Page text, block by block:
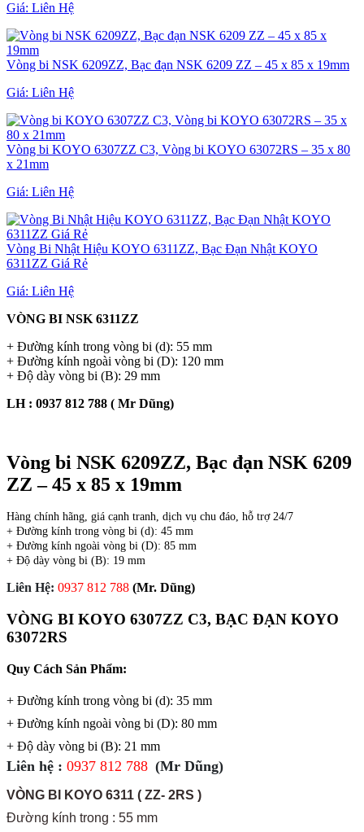
Giá: Liên Hệ
Vòng bi NSK 6209ZZ, Bạc đạn NSK 6209 ZZ – 45 x 85 x 19mm
Giá: Liên Hệ
Vòng bi KOYO 6307ZZ C3, Vòng bi KOYO 63072RS – 35 x 80
x 21mm
Giá: Liên Hệ
Vòng Bi Nhật Hiệu KOYO 6311ZZ, Bạc Đạn Nhật KOYO
6311ZZ Giá Rẻ
Giá: Liên Hệ
VÒNG BI NSK 6311ZZ
+ Đường kính trong vòng bi (d): 55 mm
+ Đường kính ngoài vòng bi (D): 120 mm
+ Độ dày vòng bi (B): 29 mm
LH : 0937 812 788​ ( Mr Dũng)
Vòng bi NSK 6209ZZ, Bạc đạn NSK 6209
ZZ – 45 x 85 x 19mm
Hàng chính hãng, giá cạnh tranh, dịch vụ chu đáo, hỗ trợ 24/7
+ Đường kính trong vòng bi (d): 45 mm
+ Đường kính ngoài vòng bi (D): 85 mm
+ Độ dày vòng bi (B): 19 mm
Liên Hệ: 0937 812 788 (Mr. Dũng)
VÒNG BI KOYO 6307ZZ C3, BẠC ĐẠN KOYO
63072RS
Quy Cách Sản Phẩm:
+ Đường kính trong vòng bi (d): 35 mm
+ Đường kính ngoài vòng bi (D): 80 mm
+ Độ dày vòng bi (B): 21 mm
Liên hệ : 0937 812 788 (Mr Dũng)
VÒNG BI KOYO 6311 ( ZZ- 2RS )
Đường kính trong : 55 mm